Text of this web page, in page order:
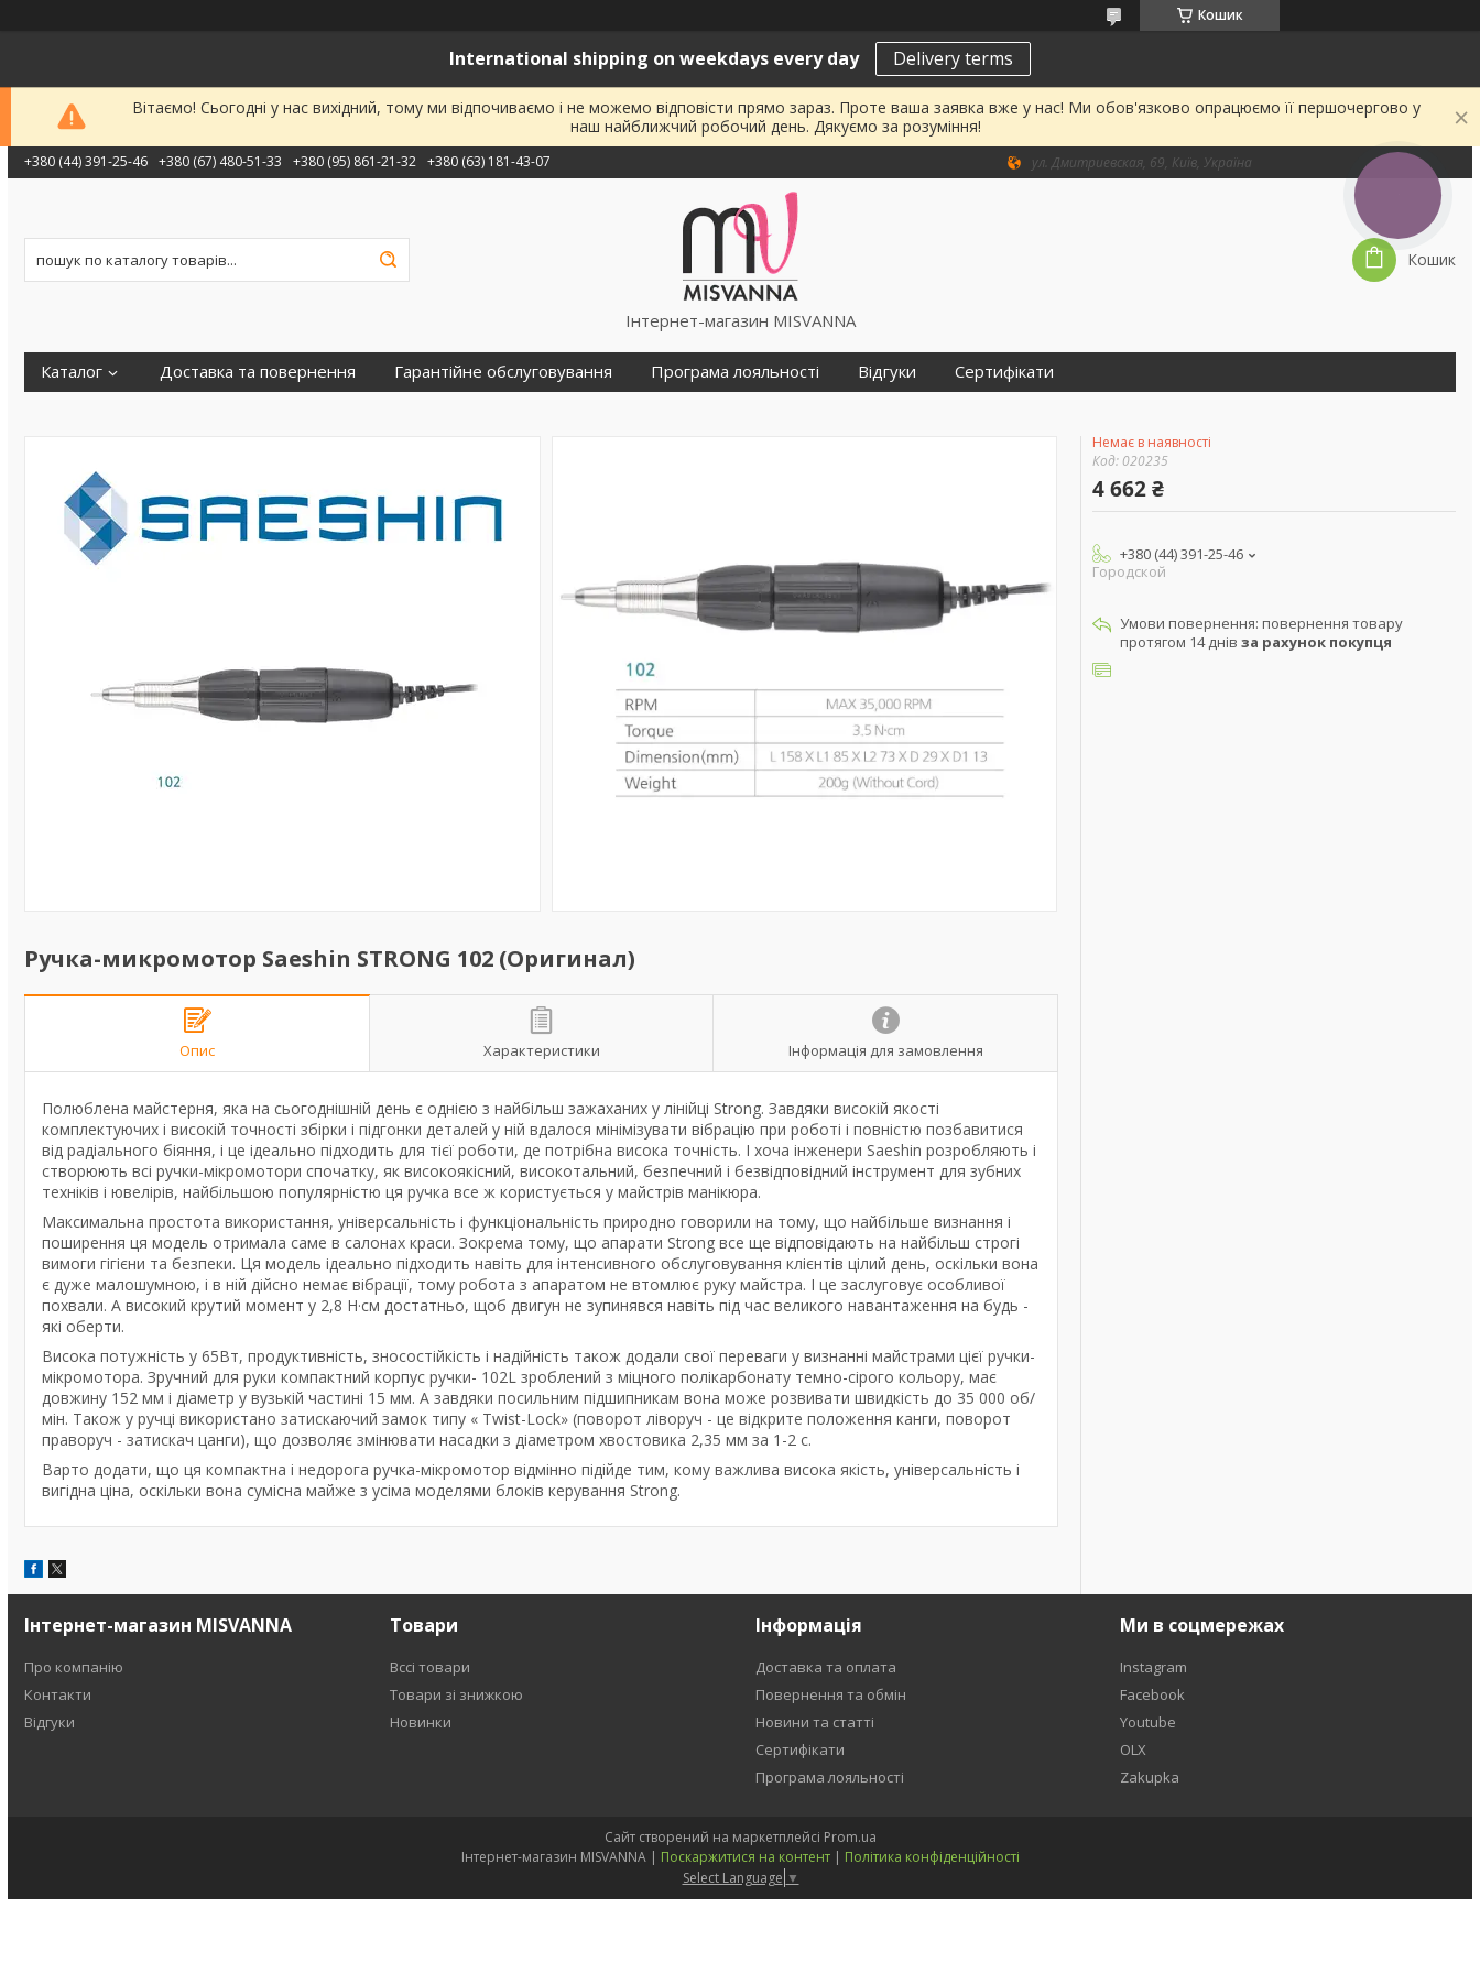
Кошик
International shipping on weekdays every day Delivery terms
Вітаємо! Сьогодні у нас вихідний, тому ми відпочиваємо і не можемо відповісти прямо зараз. Проте ваша заявка вже у нас! Ми обов'язково опрацюємо її першочергово у
наш найближчий робочий день. Дякуємо за розуміння!
+380 (44) 391-25-46 +380 (67) 480-51-33 +380 (95) 861-21-32 +380 (63) 181-43-07 ул. Дмитриевская, 69, Київ, Україна
Інтернет-магазин MISVANNA
Кошик
Каталог Доставка та повернення Гарантійне обслуговування Програма лояльності Відгуки Сертифікати
Ручка-микромотор Saeshin STRONG 102 (Оригинал)
Опис Характеристики Інформація для замовлення
Полюблена майстерня, яка на сьогоднішній день є однією з найбільш зажаханих у лінійці Strong. Завдяки високій якості
комплектуючих і високій точності збірки і підгонки деталей у ній вдалося мінімізувати вібрацію при роботі і повністю позбавитися
від радіального біяння, і це ідеально підходить для тієї роботи, де потрібна висока точність. І хоча інженери Saeshin розробляють і
створюють всі ручки-мікромотори спочатку, як високоякісний, високотальний, безпечний і безвідповідний інструмент для зубних
техніків і ювелірів, найбільшою популярністю ця ручка все ж користується у майстрів манікюра.
Максимальна простота використання, універсальність і функціональність природно говорили на тому, що найбільше визнання і
поширення ця модель отримала саме в салонах краси. Зокрема тому, що апарати Strong все ще відповідають на найбільш строгі
вимоги гігієни та безпеки. Ця модель ідеально підходить навіть для інтенсивного обслуговування клієнтів цілий день, оскільки вона
є дуже малошумною, і в ній дійсно немає вібрації, тому робота з апаратом не втомлює руку майстра. І це заслуговує особливої
похвали. А високий крутий момент у 2,8 Н·см достатньо, щоб двигун не зупинявся навіть під час великого навантаження на будь -
які оберти.
Висока потужність у 65Вт, продуктивність, зносостійкість і надійність також додали свої переваги у визнанні майстрами цієї ручки-
мікромотора. Зручний для руки компактний корпус ручки- 102L зроблений з міцного полікарбонату темно-сірого кольору, має
довжину 152 мм і діаметр у вузькій частині 15 мм. А завдяки посильним підшипникам вона може розвивати швидкість до 35 000 об/
мін. Також у ручці використано затискаючий замок типу « Twist-Lock» (поворот ліворуч - це відкрите положення канги, поворот
праворуч - затискач цанги), що дозволяє змінювати насадки з діаметром хвостовика 2,35 мм за 1-2 с.
Варто додати, що ця компактна і недорога ручка-мікромотор відмінно підійде тим, кому важлива висока якість, універсальність і
вигідна ціна, оскільки вона сумісна майже з усіма моделями блоків керування Strong.
Немає в наявності
Код: 020235
4 662 ₴
+380 (44) 391-25-46
Городской
повернення товару
протягом 14 днів за рахунок покупця
Інтернет-магазин MISVANNA
Про компанію
Контакти
Відгуки
Товари
Вссі товари
Товари зі знижкою
Новинки
Інформація
Доставка та оплата
Повернення та обмін
Новини та статті
Сертифікати
Програма лояльності
Ми в соцмережах
Instagram
Facebook
Youtube
OLX
Zakupka
Сайт створений на маркетплейсі Prom.ua
Інтернет-магазин MISVANNA | Поскаржитися на контент | Політика конфіденційності
Select Language ▼